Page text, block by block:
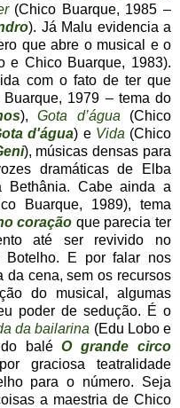
(Chico Buarque, 1985 –
). Já Malu evidencia a
que abre o musical e o
e Chico Buarque, 1983).
com o fato de ter que
1979 – tema do
),Gota d’água (Chico
d'água) e Vida (Chico
), músicas densas para
dramáticas de Elba
Bethânia. Cabe ainda a
Buarque, 1989), tema
coração que parecia ter
até ser revivido no
Botelho. E por falar nos
da cena, sem os recursos
do musical, algumas
poder de sedução. É o
da bailarina (Edu Lobo e
do baléO grande circo
graciosa teatralidade
para o número. Seja
a maestria de Chico